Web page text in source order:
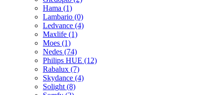
Hama (1)
Lambario (0)
Ledvance (4)
Maxlife (1)
Moes (1)
Nedes (74)
Philips HUE (12)
Rabalux (7)
Skydance (4)
Solight (8)